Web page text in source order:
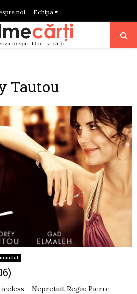
noi Echipa
Tautou
– Nepretuit Regia: Pierre